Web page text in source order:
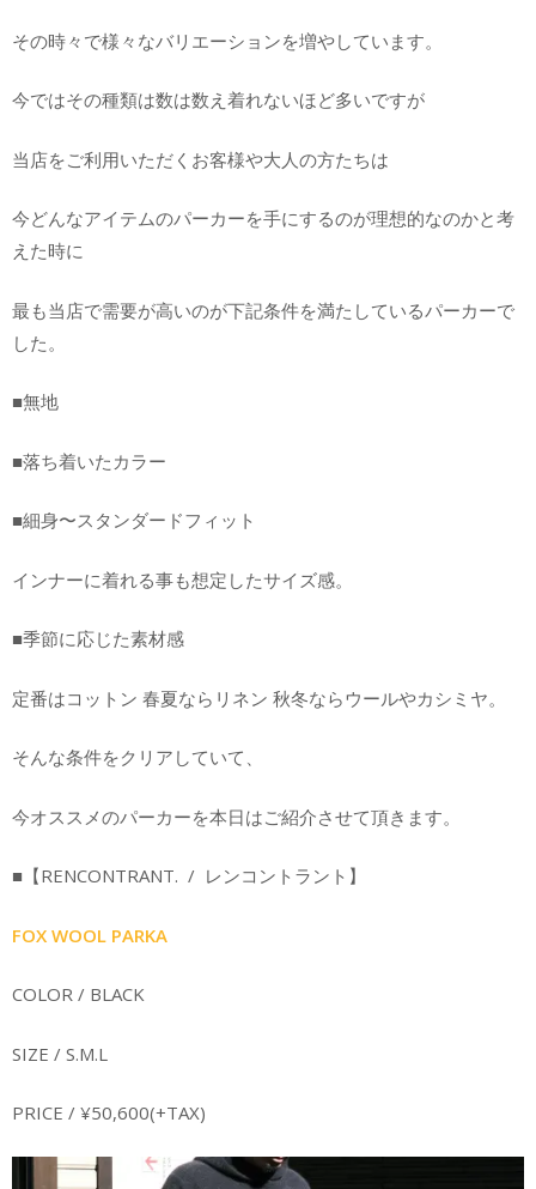
その時々で様々なバリエーションを増やしています。
今ではその種類は数は数え着れないほど多いですが
当店をご利用いただくお客様や大人の方たちは
今どんなアイテムのパーカーを手にするのが理想的なのかと考
えた時に
最も当店で需要が高いのが下記条件を満たしているパーカーで
した。
■無地
■落ち着いたカラー
■細身〜スタンダードフィット
インナーに着れる事も想定したサイズ感。
■季節に応じた素材感
定番はコットン 春夏ならリネン 秋冬ならウールやカシミヤ。
そんな条件をクリアしていて、
今オススメのパーカーを本日はご紹介させて頂きます。
■【RENCONTRANT. / レンコントラント】
FOX WOOL PARKA
COLOR / BLACK
SIZE / S.M.L
PRICE / ¥50,600(+TAX)